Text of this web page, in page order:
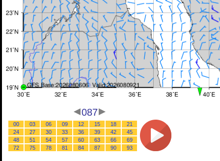
087
00 03 06 09 12 15 18
21
24
27 30 33 36 39 42
45
48
51 54 57 60 63 66
69
72
75 78 81 84 87 90 93